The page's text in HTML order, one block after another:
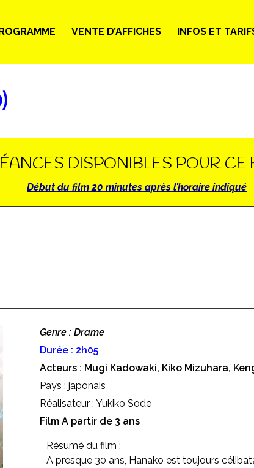
VENTE D’AFFICHES INFOS ET
DISPONIBLES POUR CE
Début du film 20 minutes après l’horaire indiqué
Genre : Drame
Durée : 2h05
Acteurs : Mugi Kadowaki, Kiko Mizuhara,
Pays : japonais
Réalisateur : Yukiko Sode
Film A partir de 3 ans
Résumé du film :
A presque 30 ans, Hanako est toujours